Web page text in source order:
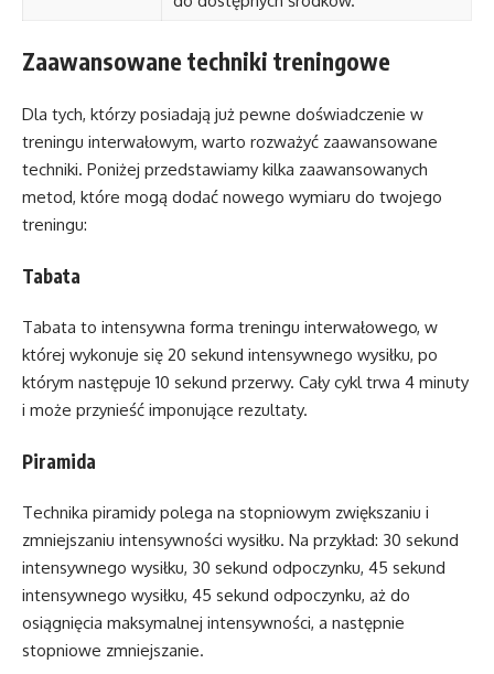
Zaawansowane techniki treningowe
Dla tych, którzy posiadają już pewne doświadczenie w
treningu interwałowym, warto rozważyć zaawansowane
techniki. Poniżej przedstawiamy kilka zaawansowanych
metod, które mogą dodać nowego wymiaru do twojego
treningu:
Tabata
Tabata to intensywna forma treningu interwałowego, w
której wykonuje się 20 sekund intensywnego wysiłku, po
którym następuje 10 sekund przerwy. Cały cykl trwa 4 minuty
i może przynieść imponujące rezultaty.
Piramida
Technika piramidy polega na stopniowym zwiększaniu i
zmniejszaniu intensywności wysiłku. Na przykład: 30 sekund
intensywnego wysiłku, 30 sekund odpoczynku, 45 sekund
intensywnego wysiłku, 45 sekund odpoczynku, aż do
osiągnięcia maksymalnej intensywności, a następnie
stopniowe zmniejszanie.